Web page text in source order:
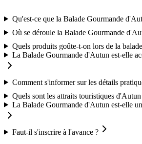
Qu'est-ce que la Balade Gourmande
Où se déroule la Balade Gourmande
Quels produits goûte-t-on lors de la
La Balade Gourmande d'Autun est-elle
Comment s'informer sur les détails
Quels sont les attraits touristiques
La Balade Gourmande d'Autun est-elle
Faut-il s'inscrire à l'avance ?